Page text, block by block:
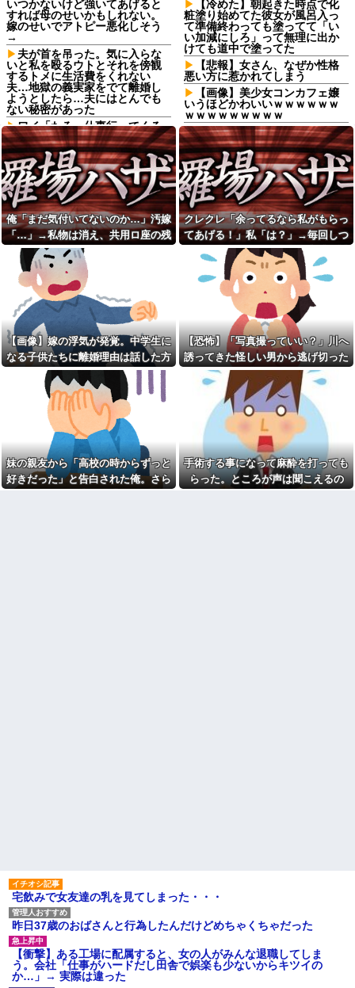
いつかないけど強いてあげると
すれば母のせいかもしれない。
嫁のせいでアトピー悪化しそう
→
夫が首を吊った。気に入らな
いと私を殴るウトとそれを傍観
するトメに生活費をくれない
夫…地獄の義実家をでて離婚し
ようとしたら…夫にはとんでも
ない秘密があった
ワイ「たろー仕事行ってくる
ね！（飼い犬）」犬「…？（ぷ
い」
高卒で入った倉庫会社の男連
中は、半分以上働いていない。
上司に期待され、リフトの免許
もとった俺は「女性社員を狙っ
ている」と言いがかりをつけ...
兄が首吊った。理由はイジ
メ…俺の両親離婚で母は自サツ
し家庭崩壊→首謀者を探しだし
た俺は会社と妻子を特定→結
果、実刑受けた。子に復讐され
るだろ...
パートの面接で号泣しながら
「ここもダメだったらもう食べ
ていけないんです」って熱弁し
てた人がいた
２年付き合ってる彼女がいる
んだが、妊娠したので生まれる
前に籍を入れたいと言われた。
俺は種がほぼ無いはずなのに...
俺、弟の嫁に一目惚れしてし
まった。どうにもならんよな？
女の子が私のオニオンリング
を勝手に掴んで泣き出した。そ
の時に私を心配した店員を女の
子の母親がどついて…
旦那である弟に相談もなく二
世帯話を進めていた弟嫁が、弟
触らないでよ！」キチママ『そ
こに金庫があったから、開けて
みようとしただけ☆』義兄「泥
は出てけ！二度と来るな！」結
果・・・
私「初めて飲む味だけどなん
のお茶？」彼「ちっ！」私「」
【GIF】JSのカンチョーワロ
【冷めた】朝起きた時点で化
粧塗り始めてた彼女が風呂入っ
て準備終わっても塗ってて「い
い加減にしろ」って無理に出か
けても道中で塗ってた
【悲報】女さん、なぜか性格
悪い方に惹かれてしまう
【画像】美少女コンカフェ嬢
いうほどかわいいｗｗｗｗｗｗ
ｗｗｗｗｗｗｗｗｗ
海外旅行連発のトメから相次
ぐ援助要求…15万出した直後に
「保険代払えない」頑なに義母
の経済状況を聞こうとしない夫
の様子が怪しすぎる件 ←夫しっ
かりしろよ
「結婚式なんて『今夜セッ〇
スします』って宣言するような
ものだから恥ずかしいｗｗ」と
かいう頭おかしすぎる理由で結
婚式を挙げない親戚のアラサー
女子ｗｗｗｗｗ
本物のスパイ、政府批判どこ
ろか「むしろ政府の味方」を演
じて潜伏することが判明
【絶体絶命！】夫実家では老
犬を飼っている。義母から「申
し訳ないけどお留守番に来て貰
えまいか」と電話が。お安い御
用だと思って引き受けたが…
運転してる女性配信者さん、
とんでもない駐車テクニックを
見せつけてネット民をドン引き
させるｗｗｗｗｗｗ他
【未練】妻の不貞により離婚
した 今後2度と会うつもりはない
と大見得切ったものの、半年過
ぎると少しずつ妻が恋しくなっ
ていった → 結局、月1の子供面
会日の後に…
俺「まだ気付いてないのか…」汚嫁
「…」→私物は消え、共用ロ座の残
高は653円。それでも嫁は平然とし
ていて…
クレクレ「余ってるなら私がもらっ
てあげる！」私「は？」→毎回しつ
こく食い下がるので、ある方法を試
した結果…
【画像】嫁の浮気が発覚。中学生に
なる子供たちに離婚理由は話した方
がいい？
【恐怖】「写真撮っていい？」川へ
誘ってきた怪しい男から逃げ切った
私⇒テレビに映った『衝撃の顔』に
絶句
妹の親友から「高校の時からずっと
好きだった」と告白された俺。さら
手術する事になって麻酔を打っても
らった。ところが声は聞こえるの
宅飲みで女友達の乳を見てしまった・・・
昨日37歳のおばさんと行為したんだけどめちゃくちゃだった
【衝撃】ある工場に配属すると、女の人がみんな退職してしま
う。会社「仕事がハードだし田舎で娯楽も少ないからキツイの
か…」→ 実際は違った